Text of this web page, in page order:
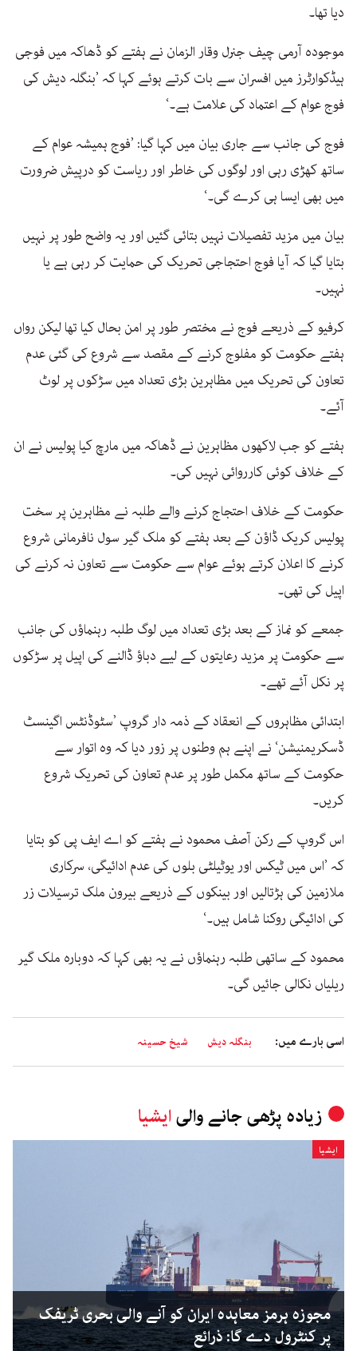
دیا تھا۔
موجودہ آرمی چیف جنرل وقار الزمان نے ہفتے کو ڈھاکہ میں فوجی
ہیڈکوارٹرز میں افسران سے بات کرتے ہوئے کہا کہ ’بنگلہ دیش کی
فوج عوام کے اعتماد کی علامت ہے۔‘
فوج کی جانب سے جاری بیان میں کہا گیا: ’فوج ہمیشہ عوام کے
ساتھ کھڑی رہی اور لوگوں کی خاطر اور ریاست کو درپیش ضرورت
میں بھی ایسا ہی کرے گی۔‘
بیان میں مزید تفصیلات نہیں بتائی گئیں اور یہ واضح طور پر نہیں
بتایا گیا کہ آیا فوج احتجاجی تحریک کی حمایت کر رہی ہے یا
نہیں۔
کرفیو کے ذریعے فوج نے مختصر طور پر امن بحال کیا تھا لیکن رواں
ہفتے حکومت کو مفلوج کرنے کے مقصد سے شروع کی گئی عدم
تعاون کی تحریک میں مظاہرین بڑی تعداد میں سڑکوں پر لوٹ
آئے۔
ہفتے کو جب لاکھوں مظاہرین نے ڈھاکہ میں مارچ کیا پولیس نے ان
کے خلاف کوئی کارروائی نہیں کی۔
حکومت کے خلاف احتجاج کرنے والے طلبہ نے مظاہرین پر سخت
پولیس کریک ڈاؤن کے بعد ہفتے کو ملک گیر سول نافرمانی شروع
کرنے کا اعلان کرتے ہوئے عوام سے حکومت سے تعاون نہ کرنے کی
اپیل کی تھی۔
جمعے کو نماز کے بعد بڑی تعداد میں لوگ طلبہ رہنماؤں کی جانب
سے حکومت پر مزید رعایتوں کے لیے دباؤ ڈالنے کی اپیل پر سڑکوں
پر نکل آئے تھے۔
ابتدائی مظاہروں کے انعقاد کے ذمہ دار گروپ ’سٹوڈنٹس اگینسٹ
ڈسکریمنیشن‘ نے اپنے ہم وطنوں پر زور دیا کہ وہ اتوار سے
حکومت کے ساتھ مکمل طور پر عدم تعاون کی تحریک شروع
کریں۔
اس گروپ کے رکن آصف محمود نے ہفتے کو اے ایف پی کو بتایا
کہ ’اس میں ٹیکس اور یوٹیلٹی بلوں کی عدم ادائیگی، سرکاری
ملازمین کی ہڑتالیں اور بینکوں کے ذریعے بیرون ملک ترسیلات زر
کی ادائیگی روکنا شامل ہیں۔‘
محمود کے ساتھی طلبہ رہنماؤں نے یہ بھی کہا کہ دوبارہ ملک گیر
ریلیاں نکالی جائیں گی۔
اسی بارے میں: بنگلہ دیش شیخ حسینہ
زیادہ پڑھی جانے والیایشیا
ایشیا
مجوزہ ہرمز معاہدہ ایران کو آنے والی بحری ٹریفک
پر کنٹرول دے گا: ذرائع